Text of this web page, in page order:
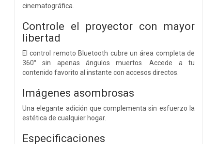
cinematográfica.
Controle el proyector con mayor
libertad
El control remoto Bluetooth cubre un área completa de
360° sin apenas ángulos muertos. Accede a tu
contenido favorito al instante con accesos directos.
Imágenes asombrosas
Una elegante adición que complementa sin esfuerzo la
estética de cualquier hogar.
Especificaciones